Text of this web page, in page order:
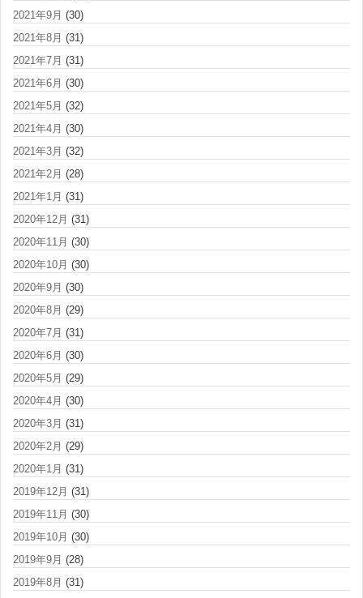
2021年9月 (30)
2021年8月 (31)
2021年7月 (31)
2021年6月 (30)
2021年5月 (32)
2021年4月 (30)
2021年3月 (32)
2021年2月 (28)
2021年1月 (31)
2020年12月 (31)
2020年11月 (30)
2020年10月 (30)
2020年9月 (30)
2020年8月 (29)
2020年7月 (31)
2020年6月 (30)
2020年5月 (29)
2020年4月 (30)
2020年3月 (31)
2020年2月 (29)
2020年1月 (31)
2019年12月 (31)
2019年11月 (30)
2019年10月 (30)
2019年9月 (28)
2019年8月 (31)